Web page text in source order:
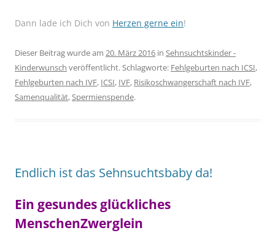
Dann lade ich Dich von Herzen gerne ein!
Dieser Beitrag wurde am 20. März 2016 in Sehnsuchtskinder -
Kinderwunsch veröffentlicht. Schlagworte: Fehlgeburten nach ICSI,
Fehlgeburten nach IVF, ICSI, IVF, Risikoschwangerschaft nach IVF,
Samenqualität,Spermienspende.
Endlich ist das Sehnsuchtsbaby da!
Ein gesundes glückliches
MenschenZwerglein